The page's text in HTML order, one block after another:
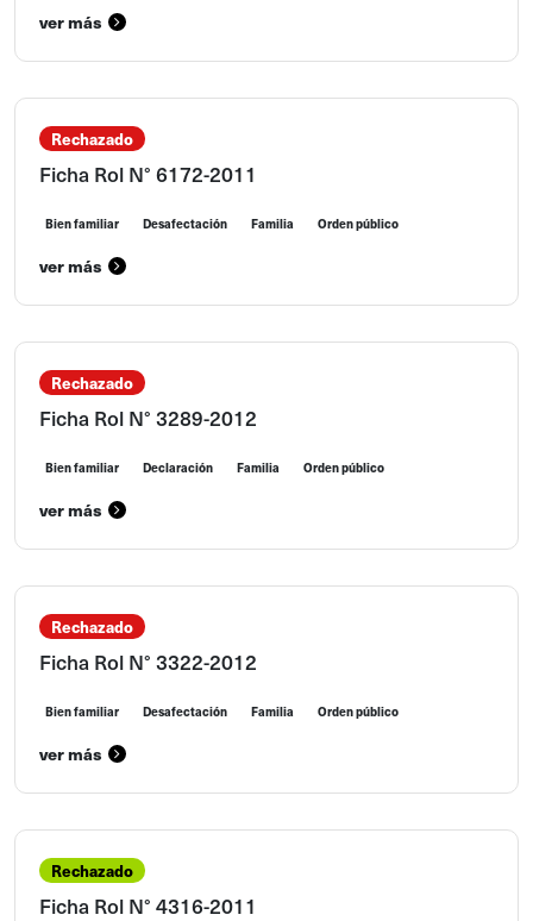
ver más
Rechazado
Ficha Rol N° 6172-2011
Bien familiar Desafectación Familia Orden público
ver más
Rechazado
Ficha Rol N° 3289-2012
Bien familiar Declaración Familia Orden público
ver más
Rechazado
Ficha Rol N° 3322-2012
Bien familiar Desafectación Familia Orden público
ver más
Rechazado
Ficha Rol N° 4316-2011